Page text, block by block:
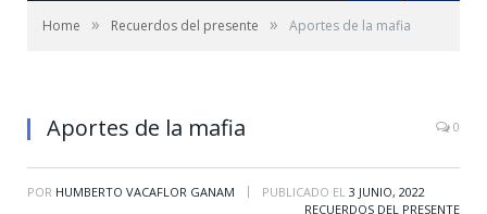
Home » Recuerdos del presente » Aportes de la mafia
Aportes de la mafia 0
POR HUMBERTO VACAFLOR GANAM | PUBLICADO EL 3 JUNIO, 2022
RECUERDOS DEL PRESENTE